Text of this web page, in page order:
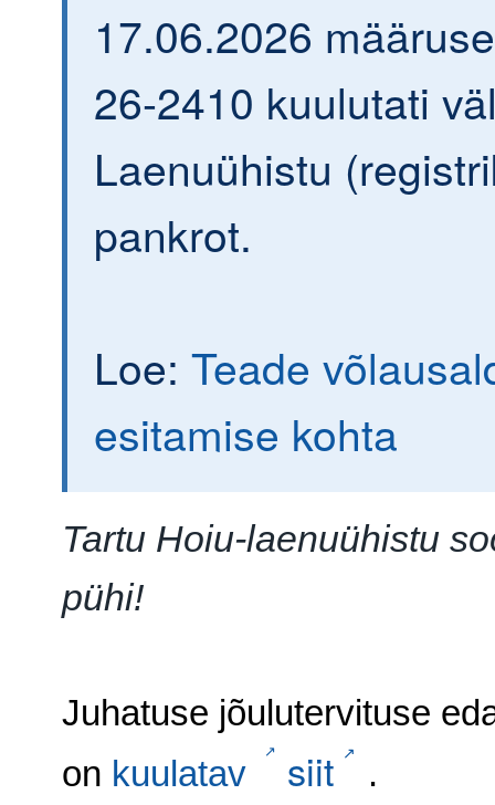
17.06.2026
26-2410 kuulutati
Laenuühistu
pankrot.
Loe: Teade
esitamise kohta
Tartu Hoiu-laenuühistu
pühi!
Juhatuse jõulutervituse
on kuulatav siit .